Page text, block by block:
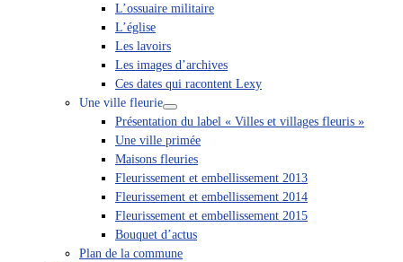
L’ossuaire militaire
L’église
Les lavoirs
Les images d’archives
Ces dates qui racontent Lexy
Une ville fleurie
Présentation du label « Villes et villages fleuris »
Une ville primée
Maisons fleuries
Fleurissement et embellissement 2013
Fleurissement et embellissement 2014
Fleurissement et embellissement 2015
Bouquet d’actus
Plan de la commune